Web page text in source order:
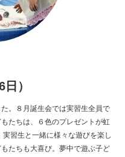
）
。８月誕生会では実習生全員で
たちは、６色のプレゼントが虹
習生と一緒に様々な遊びを楽し
たちも大喜び。夢中で遊ぶ子ど